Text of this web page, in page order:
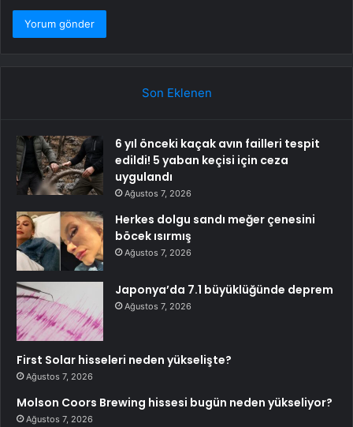
Son Eklenen
6 yıl önceki kaçak avın failleri tespit
edildi! 5 yaban keçisi için ceza
uygulandı
Ağustos 7, 2026
Herkes dolgu sandı meğer çenesini
böcek ısırmış
Ağustos 7, 2026
Japonya’da 7.1 büyüklüğünde deprem
Ağustos 7, 2026
First Solar hisseleri neden yükselişte?
Ağustos 7, 2026
Molson Coors Brewing hissesi bugün neden yükseliyor?
Ağustos 7, 2026